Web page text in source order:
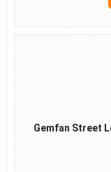
Gemfan Street